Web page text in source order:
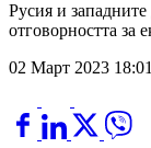
Русия и
отговорността за
02 Март 2023